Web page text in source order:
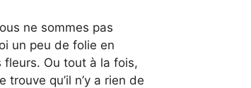
ne sommes pas
un peu de folie en
Ou tout à la fois,
trouve qu’il n’y a rien de